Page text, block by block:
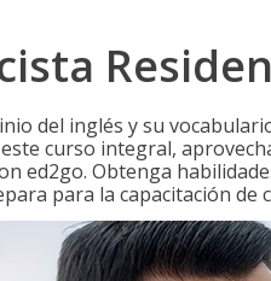
del inglés y su
curso integral,
ed2go. Obtenga
para la capacitación de